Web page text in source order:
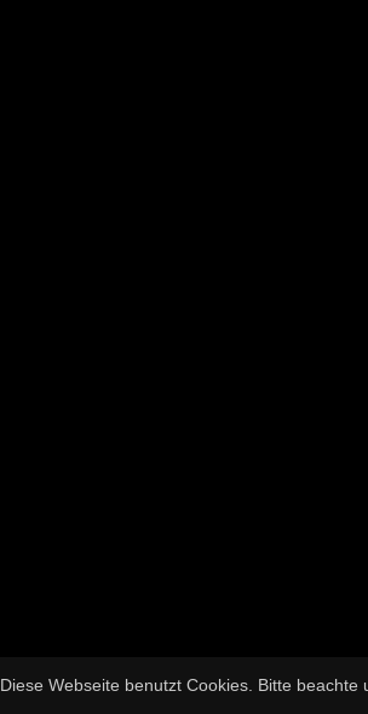
Diese Webseite benutzt Cookies. Bitte beachte